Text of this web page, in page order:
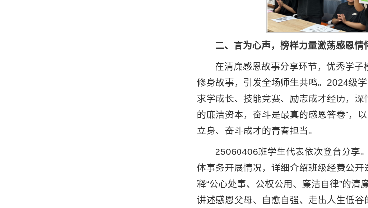
二、言为心声，榜样力量激荡感恩情
在清廉感恩故事分享环节，优秀学
修身故事，引发全场师生共鸣。2024级
求学成长、技能竞赛、励志成才经历，
的廉洁资本，奋斗是最真的感恩答卷”，
立身、奋斗成才的青春担当。
25060406班学生代表依次登台分享
体事务开展情况，详细介绍班级经费公
释“公心处事、公权公用、廉洁自律”的
讲述感恩父母、自愈自强、走出人生低